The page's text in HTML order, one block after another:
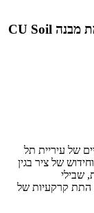
תל אביב שדרת הקריה -עצים נשתלו באדמת מבנה CU Soil
של עיריית תל
של ציר בגין
שבילי
התת קרקעיות של